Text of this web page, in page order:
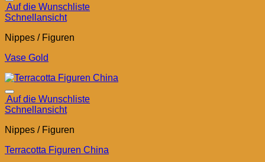
Auf die Wunschliste
Schnellansicht
Nippes / Figuren
Vase Gold
Auf die Wunschliste
Schnellansicht
Nippes / Figuren
Terracotta Figuren China